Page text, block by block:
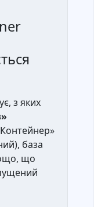
з яких
база
що